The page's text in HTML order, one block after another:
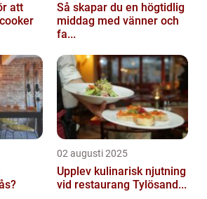
att
Så skapar du en högtidlig
middag med vänner och
fa...
02 augusti 2025
Upplev kulinarisk njutning
vid restaurang Tylösand...